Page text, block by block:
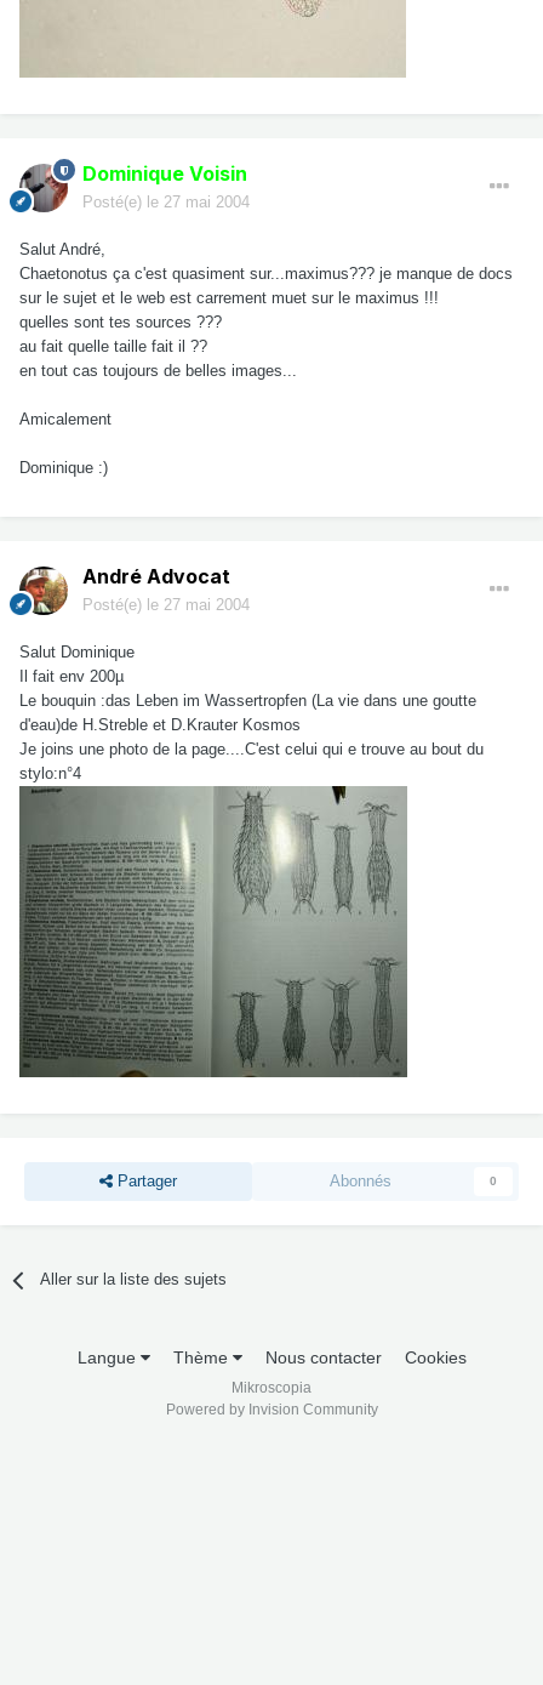
Dominique Voisin
Posté(e) le 27 mai 2004
Salut André,
Chaetonotus ça c'est quasiment sur...maximus??? je manque de docs
sur le sujet et le web est carrement muet sur le maximus !!!
quelles sont tes sources ???
au fait quelle taille fait il ??
en tout cas toujours de belles images...
Amicalement
Dominique :)
André Advocat
Posté(e) le 27 mai 2004
Salut Dominique
Il fait env 200µ
Le bouquin :das Leben im Wassertropfen (La vie dans une goutte
d'eau)de H.Streble et D.Krauter Kosmos
Je joins une photo de la page....C'est celui qui e trouve au bout du
stylo:n°4
Partager Abonnés 0
Aller sur la liste des sujets
Langue Thème Nous contacter Cookies
Mikroscopia
Powered by Invision Community